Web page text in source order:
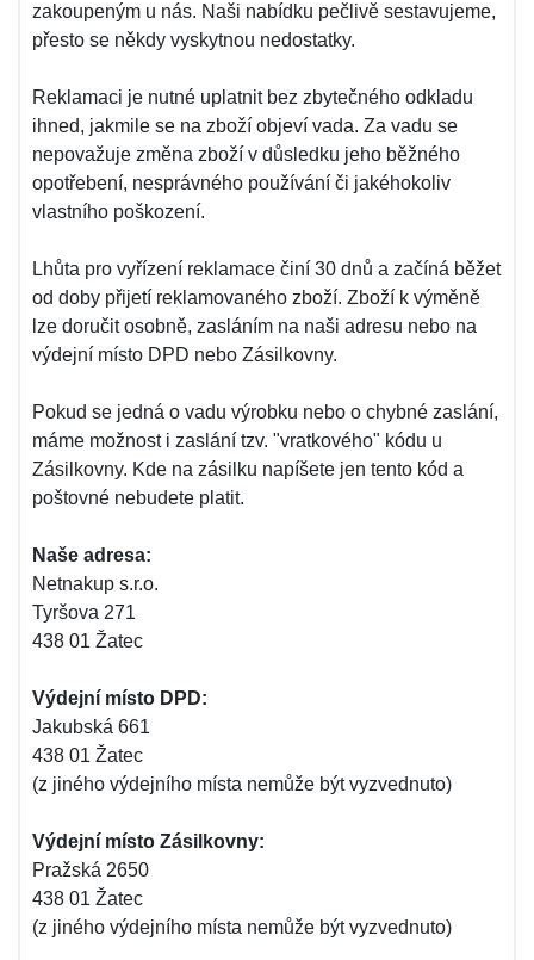
zakoupeným u nás. Naši nabídku pečlivě sestavujeme,
přesto se někdy vyskytnou nedostatky.
Reklamaci je nutné uplatnit bez zbytečného odkladu
ihned, jakmile se na zboží objeví vada. Za vadu se
nepovažuje změna zboží v důsledku jeho běžného
opotřebení, nesprávného používání či jakéhokoliv
vlastního poškození.
Lhůta pro vyřízení reklamace činí 30 dnů a začíná běžet
od doby přijetí reklamovaného zboží. Zboží k výměně
lze doručit osobně, zasláním na naši adresu nebo na
výdejní místo DPD nebo Zásilkovny.
Pokud se jedná o vadu výrobku nebo o chybné zaslání,
máme možnost i zaslání tzv. "vratkového" kódu u
Zásilkovny. Kde na zásilku napíšete jen tento kód a
poštovné nebudete platit.
Naše adresa:
Netnakup s.r.o.
Tyršova 271
438 01 Žatec
Výdejní místo DPD:
Jakubská 661
438 01 Žatec
(z jiného výdejního místa nemůže být vyzvednuto)
Výdejní místo Zásilkovny:
Pražská 2650
438 01 Žatec
(z jiného výdejního místa nemůže být vyzvednuto)